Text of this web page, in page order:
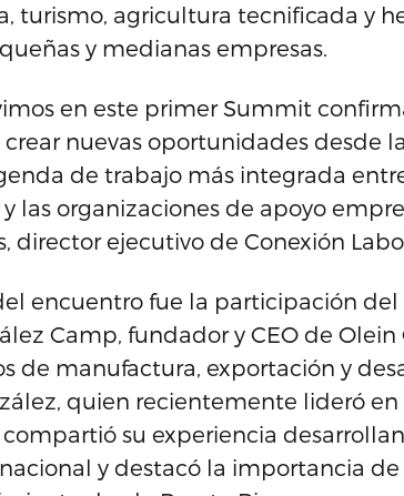
turismo, agricultura tecnificada y
y medianas empresas.
en este primer Summit
nuevas oportunidades desde
de trabajo más integrada
las organizaciones de apoyo
director ejecutivo de Conexión
encuentro fue la participación
Camp, fundador y CEO de Olein
de manufactura, exportación y
quien recientemente lideró
su experiencia
y destacó la importancia